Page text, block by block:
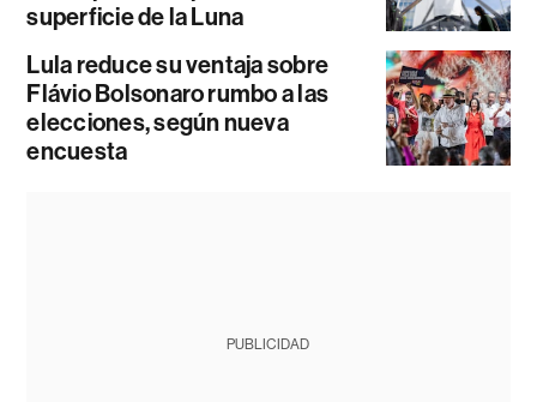
superficie de la Luna
Lula reduce su ventaja sobre
Flávio Bolsonaro rumbo a las
elecciones, según nueva
encuesta
PUBLICIDAD